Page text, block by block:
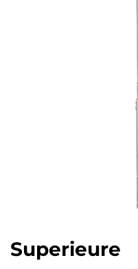
Superieure